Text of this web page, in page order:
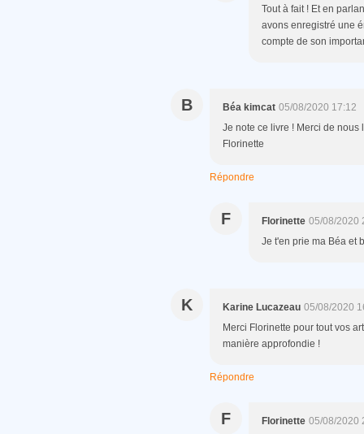
Tout à fait ! Et en
avons enregistré une
compte de son
B Béa kimcat 05/08/2020 17:12
Je note ce livre ! Merci de
Florinette
Répondre
F Florinette 05/08/2020
Je t'en prie ma Béa et
K Karine Lucazeau 05/08/2020
Merci Florinette pour tout vos
manière approfondie !
Répondre
F Florinette 05/08/2020